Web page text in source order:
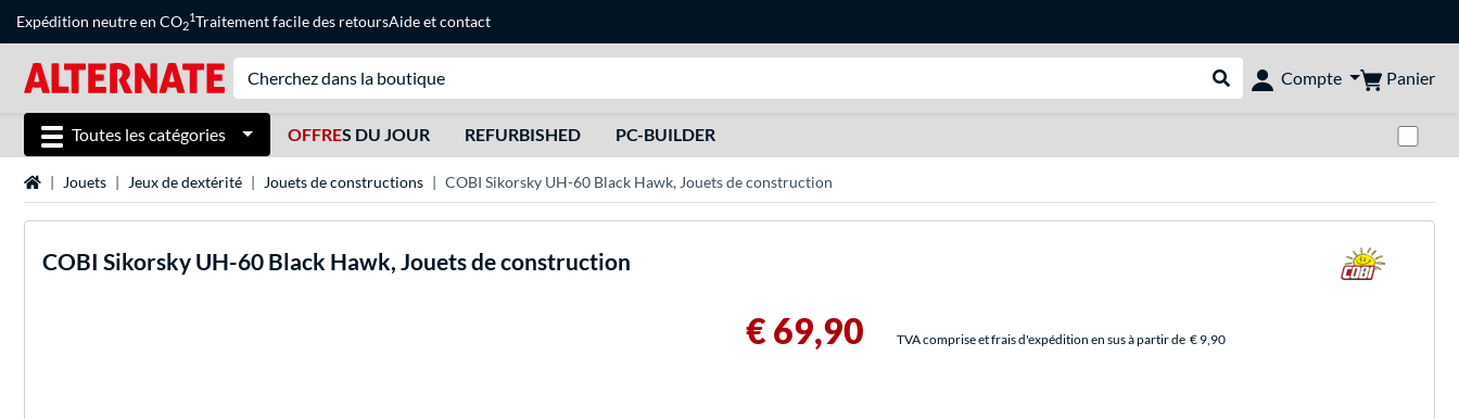
Expédition neutre en CO2
1Traitement facile des retoursAideetcontact
Rechercher dans le shop
Compte Panier
Toutes les catégories OFFRES DU JOUR REFURBISHED PC-BUILDER
Page d'accueil
Jouets Jeux de dextérité Jouets de constructions COBI Sikorsky UH-60 Black Hawk, Jouets de construction
COBI Sikorsky UH-60 Black Hawk, Jouets de construction
€ 69,90 TVA comprise et frais d'expédition en sus à partir de € 9,90